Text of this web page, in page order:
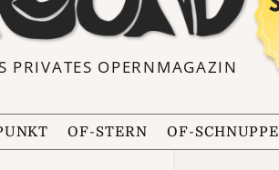
PRIVATES OPERNMAGAZIN
OF-STERN OF-SCHNUPPE